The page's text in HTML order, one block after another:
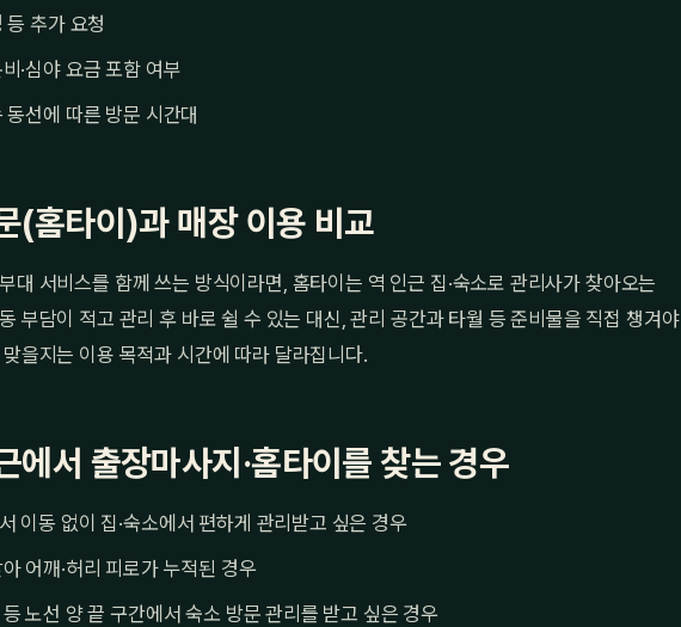
등 추가 요청
·심야 요금 포함 여부
동선에 따른 방문 시간대
(홈타이)과 매장 이용 비교
대 서비스를 함께 쓰는 방식이라면, 홈타이는 역 인근 집·숙소로 관리사가 찾아오는
부담이 적고 관리 후 바로 쉴 수 있는 대신, 관리 공간과 타월 등 준비물을 직접 챙겨야
을지는 이용 목적과 시간에 따라 달라집니다.
에서 출장마사지·홈타이를 찾는 경우
이동 없이 집·숙소에서 편하게 관리받고 싶은 경우
어깨·허리 피로가 누적된 경우
노선 양 끝 구간에서 숙소 방문 관리를 받고 싶은 경우